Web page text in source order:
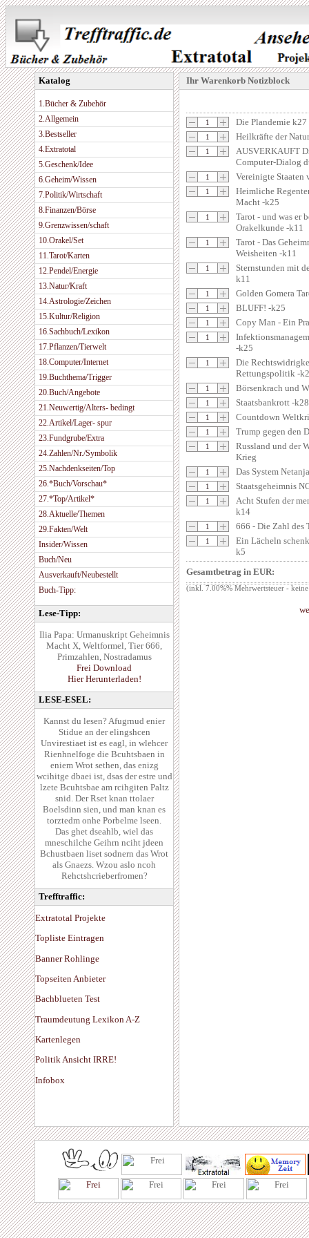
Katalog
1.Bücher & Zubehör
2.Allgemein
3.Bestseller
4.Extratotal
5.Geschenk/Idee
6.Geheim/Wissen
7.Politik/Wirtschaft
8.Finanzen/Börse
9.Grenzwissen/schaft
10.Orakel/Set
11.Tarot/Karten
12.Pendel/Energie
13.Natur/Kraft
14.Astrologie/Zeichen
15.Kultur/Religion
16.Sachbuch/Lexikon
17.Pflanzen/Tierwelt
18.Computer/Internet
19.Buchthema/Trigger
20.Buch/Angebote
21.Neuwertig/Alters- bedingt
22.Artikel/Lager- spur
23.Fundgrube/Extra
24.Zahlen/Nr./Symbolik
25.Nachdenkseiten/Top
26.*Buch/Vorschau*
27.*Top/Artikel*
28.Aktuelle/Themen
29.Fakten/Welt
Insider/Wissen
Buch/Neu
Ausverkauft/Neubestellt
Buch-Tipp:
Lese-Tipp:
Ilia Papa: Urmanuskript Geheimnis
Macht X, Weltformel, Tier 666,
Primzahlen, Nostradamus
Frei Download
Hier Herunterladen!
LESE-ESEL:
Kannst du lesen? Afugrnud enier
Stidue an der elingshcen
Unvirestiaet ist es eagl, in wlehcer
Rienhnelfoge die Bcuhtsbaen in
eniem Wrot sethen, das enizg
wcihitge dbaei ist, dsas der estre und
lzete Bcuhtsbae am rcihgiten Paltz
snid. Der Rset knan ttolaer
Boelsdinn sien, und man knan es
torztedm onhe Porbelme lseen.
Das ghet dseahlb, wiel das
mneschilche Geihrn nciht jdeen
Bchustbaen liset sodnern das Wrot
als Gnaezs. Wzou aslo ncoh
Rehctshcrieberfromen?
Trefftraffic:
Extratotal Projekte
Topliste Eintragen
Banner Rohlinge
Topseiten Anbieter
Bachblueten Test
Traumdeutung Lexikon A-Z
Kartenlegen
Politik Ansicht IRRE!
Infobox
Ihr Warenkorb Notizblock
Die Plandemie k27
Heilkräfte der
AUSVERKAUFT
Computer-Dialog
Vereinigte Staaten
Heimliche
Macht -k25
Tarot - und was er
Orakelkunde -k11
Tarot - Das
Weisheiten -k11
Sternstunden mit
k11
Golden Gomera
BLUFF! -k25
Copy Man - Ein
-k25
Die
Rettungspolitik -
Börsenkrach und
Staatsbankrott -k28
Countdown
Trump gegen den
Russland und der
Krieg
Das System
Staatsgeheimnis
Acht Stufen der
k14
666 - Die Zahl des
Ein Lächeln
k5
Gesamtbetrag in EUR:
(inkl. 7.00%% Mehrwertsteuer - keine